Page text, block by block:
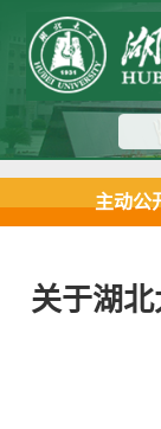
主动公
关于湖